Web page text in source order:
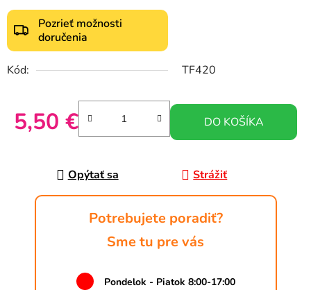
Pozrieť možnosti
doručenia
Kód: TF420
5,50 € DO KOŠÍKA
Opýtať sa Strážiť
Potrebujete poradiť?
Sme tu pre vás
Pondelok - Piatok 8:00-17:00